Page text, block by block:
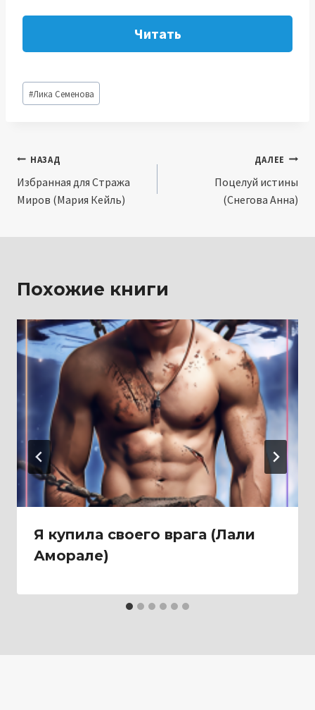
Читать
Метки
записи:
#Лика Семенова
Навигация
по
НАЗАД
Избранная для Стража
Миров (Мария Кейль)
ДАЛЕЕ
Поцелуй истины
(Снегова Анна)
Похожие книги
Я купила своего врага (Лали
Аморале)